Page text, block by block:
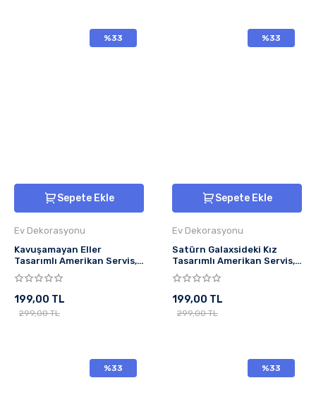
%33
Sepete Ekle
Ev Dekorasyonu
Kavuşamayan Eller
Tasarımlı Amerikan Servis,
Tabak Altlığı & Şık Masa
Dekoru, Ev Hediyesi, 2 Adet
199,00 TL
299,00 TL
%33
Sepete Ekle
Ev Dekorasyonu
Satürn Galaxsideki Kız
Tasarımlı Amerikan Servis,
Tabak Altlığı & Şık Masa
Dekoru Ev Hediyesi 2 Adet
199,00 TL
299,00 TL
%33 %33